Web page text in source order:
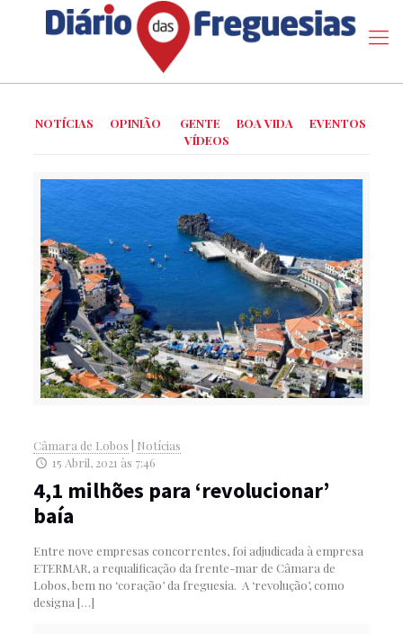
NOTÍCIAS OPINIÃO GENTE BOA VIDA
EVENTOS
VÍDEOS
Câmara de Lobos
Notícias
15 Abril, 2021 às 7:46
4,1 milhões para ‘revolucionar’
baía
Entre nove empresas concorrentes, foi adjudicada à empresa
ETERMAR, a requalificação da frente-mar de Câmara de
Lobos, bem no ‘coração’ da freguesia. A ‘revolução’, como
designa […]